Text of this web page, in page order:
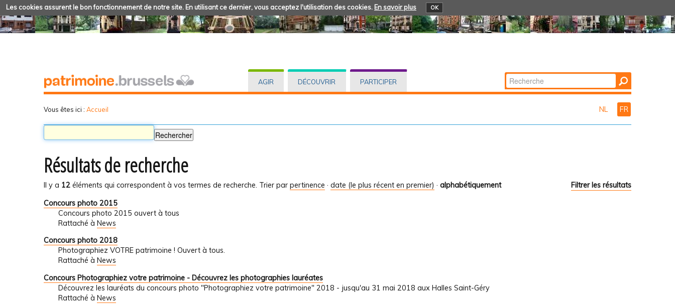
Les cookies assurent le bon fonctionnement de notre site. En utilisant ce dernier, vous acceptez l'utilisation des cookies. En savoir plus OK
AGIR DÉCOUVRIR PARTICIPER Chercher par
Recherche
Vous êtes ici : Accueil NL FR
Résultats de recherche
Il y a 12 éléments qui correspondent à vos termes de recherche. Filtrer les résultats
Trier par pertinence · date (le plus récent en premier) · alphabétiquement
Concours photo 2015
Concours photo 2015 ouvert à tous
Rattaché à News
Concours photo 2018
Photographiez VOTRE patrimoine ! Ouvert à tous.
Rattaché à News
Concours Photographiez votre patrimoine - Découvrez les photographies lauréates
Découvrez les lauréats du concours photo "Photographiez votre patrimoine" 2018 - jusqu'au 31 mai 2018 aux Halles Saint-Géry
Rattaché à News